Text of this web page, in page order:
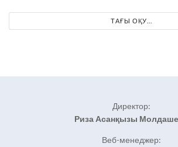
ТАҒЫ ОҚУ...
Директор:
Риза Асанқызы
Веб-менеджер: